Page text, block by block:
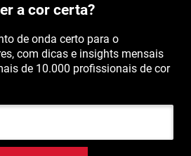
a cor certa?
de onda certo para o
com dicas e insights mensais
de 10.000 profissionais de cor
Email Address